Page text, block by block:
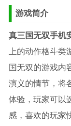
游戏简介
真三国无双手机
上的动作格斗类
国无双的游戏内
演义的情节，将
体验，玩家可以
感，喜欢的玩家